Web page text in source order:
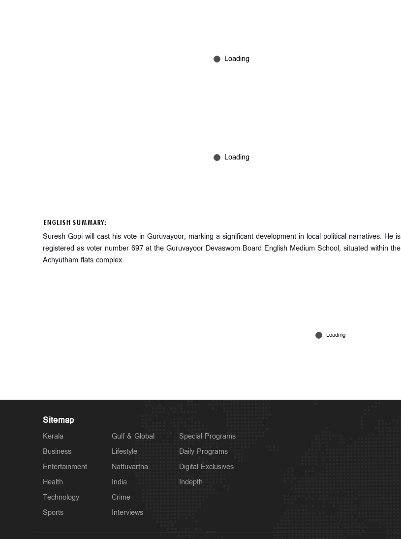
ENGLISH SUMMARY:
Suresh Gopi will cast his vote in Guruvayoor, marking a significant development in local political narratives. He is
registered as voter number 697 at the Guruvayoor Devaswom Board English Medium School, situated within the
Achyutham flats complex.
Sitemap
Kerala
Business
Entertainment
Health
Technology
Sports
Gulf & Global
Lifestyle
Nattuvartha
India
Crime
Interviews
Special Programs
Daily Programs
Digital Exclusives
Indepth